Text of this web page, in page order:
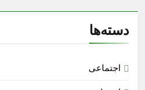
دسته‌ها
اجتماعی